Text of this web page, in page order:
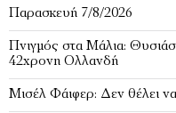
Παρασκευή 7/8/2026
Πνιγμός στα Μάλια:
42χρονη Ολλανδή
Μισέλ Φάιφερ: Δεν θέλει